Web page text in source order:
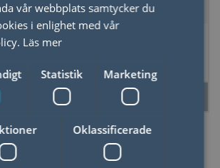
på
Banana
LÄS MER
vår webbplats samtycker du
i enlighet med vår
Läs mer
Statistik Marketing
Oklassificerade